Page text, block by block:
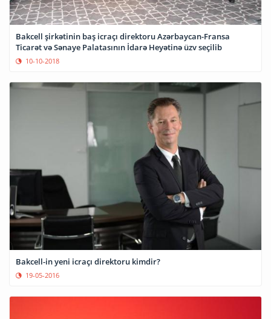
Bakcell şirkətinin baş icraçı direktoru Azərbaycan-Fransa
Ticarət və Sənaye Palatasının İdarə Heyətinə üzv seçilib
10-10-2018
Bakcell-in yeni icraçı direktoru kimdir?
19-05-2016